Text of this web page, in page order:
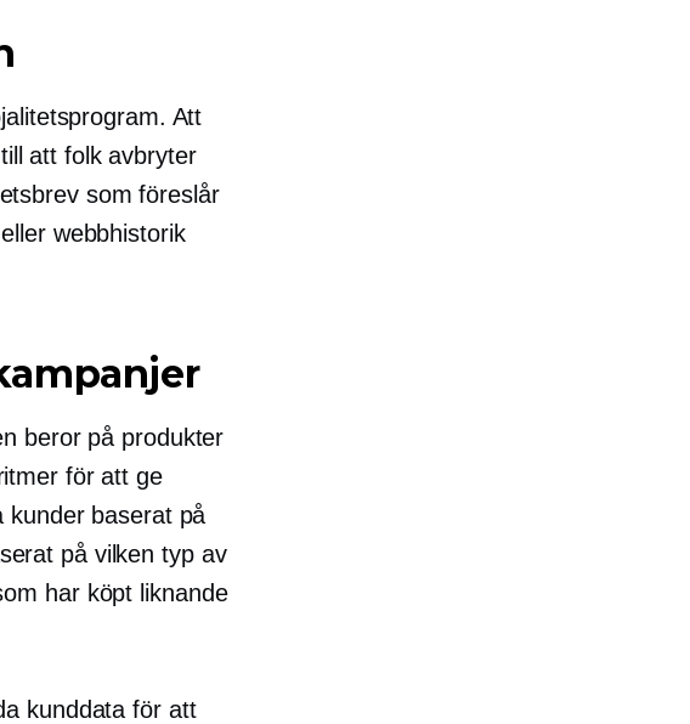
Att
att folk avbryter
som föreslår
webbhistorik
beror på produkter
för att ge
kunder baserat på
på vilken typ av
har köpt liknande
kunddata för att